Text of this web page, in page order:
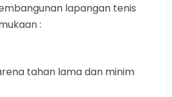
lapangan tenis
:
tahan lama dan minim